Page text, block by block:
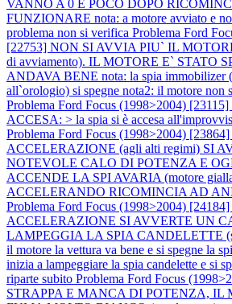
VANNO A 0 E POCO DOPO
FUNZIONARE nota: a motore avviato e
problema non si verifica Problema Ford
[22753] NON SI AVVIA PIU` IL
di avviamento). IL MOTORE E` STATO
ANDAVA BENE nota: la spia immobilizer
all`orologio) si spegne nota2: il motore non
Problema Ford Focus (1998>2004)
ACCESA: > la spia si è accesa
Problema Ford Focus (1998>2004)
ACCELERAZIONE (agli alti regimi) SI
NOTEVOLE CALO DI POTENZA E
ACCENDE LA SPI AVARIA (motore
ACCELERANDO RICOMINCIA AD
Problema Ford Focus (1998>2004)
ACCELERAZIONE SI AVVERTE UN
LAMPEGGIA LA SPIA CANDELETTE
il motore la vettura va bene e si spegne la
inizia a lampeggiare la spia candelette e si
riparte subito Problema Ford Focus
STRAPPA E MANCA DI POTENZA, IL